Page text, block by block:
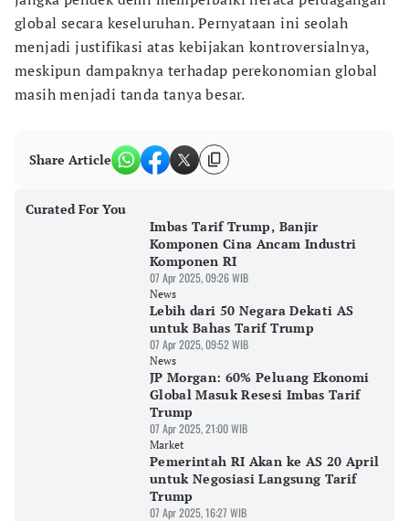
global secara keseluruhan. Pernyataan ini seolah
menjadi justifikasi atas kebijakan kontroversialnya,
meskipun dampaknya terhadap perekonomian global
masih menjadi tanda tanya besar.
Share Article
Curated For You
Imbas Tarif Trump, Banjir
Komponen Cina Ancam Industri
Komponen RI
07 Apr 2025, 09:26 WIB
News
Lebih dari 50 Negara Dekati AS
untuk Bahas Tarif Trump
07 Apr 2025, 09:52 WIB
News
JP Morgan: 60% Peluang Ekonomi
Global Masuk Resesi Imbas Tarif
Trump
07 Apr 2025, 21:00 WIB
Market
Pemerintah RI Akan ke AS 20 April
untuk Negosiasi Langsung Tarif
Trump
07 Apr 2025, 16:27 WIB